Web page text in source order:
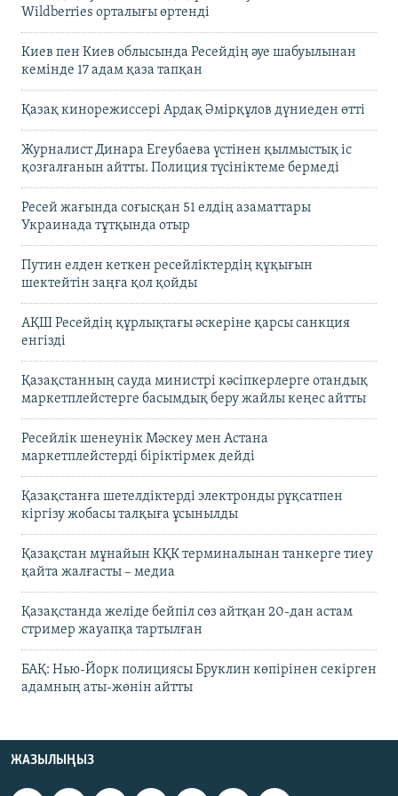
Wildberries орталығы өртенді
Киев пен Киев облысында Ресейдің әуе шабуылынан
кемінде 17 адам қаза тапқан
Қазақ кинорежиссері Ардақ Әмірқұлов дүниеден өтті
Журналист Динара Егеубаева үстінен қылмыстық іс
қозғалғанын айтты. Полиция түсініктеме бермеді
Ресей жағында соғысқан 51 елдің азаматтары
Украинада тұтқында отыр
Путин елден кеткен ресейліктердің құқығын
шектейтін заңға қол қойды
АҚШ Ресейдің құрлықтағы әскеріне қарсы санкция
енгізді
Қазақстанның сауда министрі кәсіпкерлерге отандық
маркетплейстерге басымдық беру жайлы кеңес айтты
Ресейлік шенеунік Мәскеу мен Астана
маркетплейстерді біріктірмек дейді
Қазақстанға шетелдіктерді электронды рұқсатпен
кіргізу жобасы талқыға ұсынылды
Қазақстан мұнайын КҚК терминалынан танкерге тиеу
қайта жалғасты – медиа
Қазақстанда желіде бейпіл сөз айтқан 20-дан астам
стример жауапқа тартылған
БАҚ: Нью-Йорк полициясы Бруклин көпірінен секірген
адамның аты-жөнін айтты
ЖАЗЫЛЫҢЫЗ